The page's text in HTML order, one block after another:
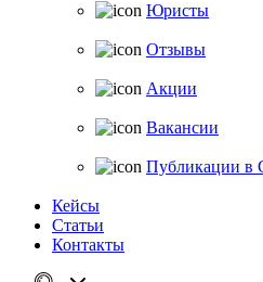
Юристы
Отзывы
Акции
Вакансии
Публикации
Кейсы
Статьи
Контакты